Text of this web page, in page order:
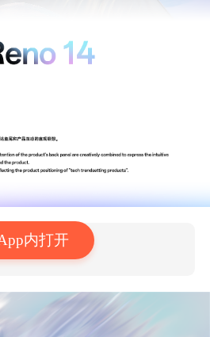
内打开